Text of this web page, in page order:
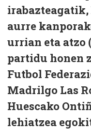
irabazteagatik,
aurre
urrian eta atzo
partidu honen
Futbol
Madrilgo Las
Huescako
lehiatzea